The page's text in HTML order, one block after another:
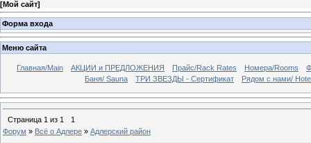
[Мой сайт]
Форма входа
Меню сайта
Главная/Main АКЦИИ и ПРЕДЛОЖЕНИЯ Прайс/Rack Rates Номера/Rooms
Баня/ Sauna
ТРИ ЗВЕЗДЫ - Сертификат Рядом с нами/
Страница 1 из 1
1
Форум » Всё о Адлере » Адлерский район